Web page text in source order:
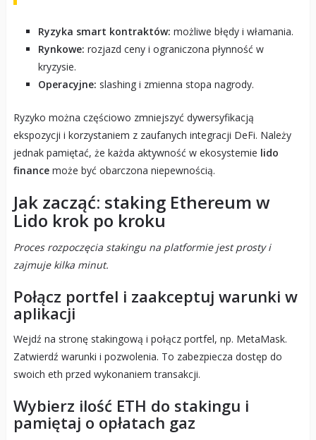
Ryzyka smart kontraktów: możliwe błędy i włamania.
Rynkowe: rozjazd ceny i ograniczona płynność w
kryzysie.
Operacyjne: slashing i zmienna stopa nagrody.
Ryzyko można częściowo zmniejszyć dywersyfikacją
ekspozycji i korzystaniem z zaufanych integracji DeFi. Należy
jednak pamiętać, że każda aktywność w ekosystemie lido
financemoże być obarczona niepewnością.
Jak zacząć: staking Ethereum w
Lido krok po kroku
Proces rozpoczęcia stakingu na platformie jest prosty i
zajmuje kilka minut.
Połącz portfel i zaakceptuj warunki w
aplikacji
Wejdź na stronę stakingową i połącz portfel, np. MetaMask.
Zatwierdź warunki i pozwolenia. To zabezpiecza dostęp do
swoich eth przed wykonaniem transakcji.
Wybierz ilość ETH do stakingu i
pamiętaj o opłatach gaz